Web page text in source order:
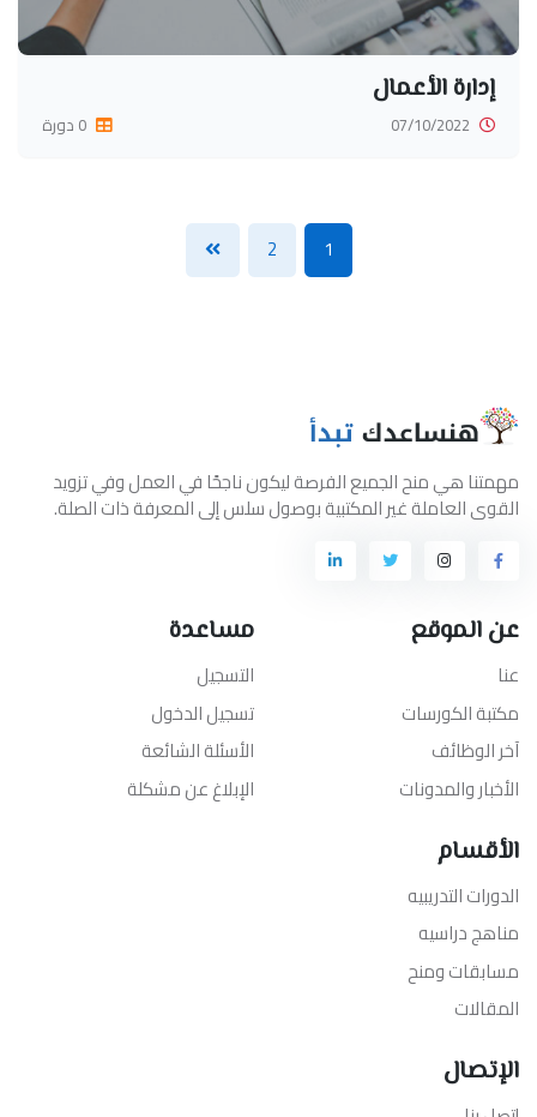
إدارة الأعمال
07/10/2022 0 دورة
1
2
مهمتنا هي منح الجميع الفرصة ليكون ناجحًا في العمل وفي تزويد
القوى العاملة غير المكتبية بوصول سلس إلى المعرفة ذات الصلة.
عن الموقع
عنا
مكتبة الكورسات
آخر الوظائف
الأخبار والمدونات
مساعدة
التسجيل
تسجيل الدخول
الأسئلة الشائعة
الإبلاغ عن مشكلة
الأقسام
الدورات التدريبيه
مناهج دراسيه
مسابقات ومنح
المقالات
الإتصال